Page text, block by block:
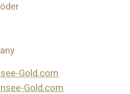
Gold.com
Gold.com